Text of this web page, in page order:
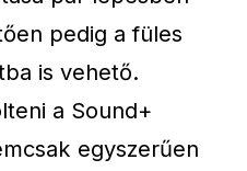
pedig a füles
is vehető.
a Sound+
egyszerűen